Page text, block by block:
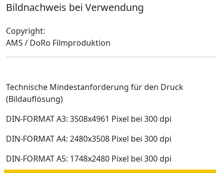
Bildnachweis bei Verwendung
Copyright:
AMS / DoRo Filmproduktion
Technische Mindestanforderung für den Druck
(Bildauflösung)
DIN-FORMAT A3: 3508x4961 Pixel bei 300 dpi
DIN-FORMAT A4: 2480x3508 Pixel bei 300 dpi
DIN-FORMAT A5: 1748x2480 Pixel bei 300 dpi